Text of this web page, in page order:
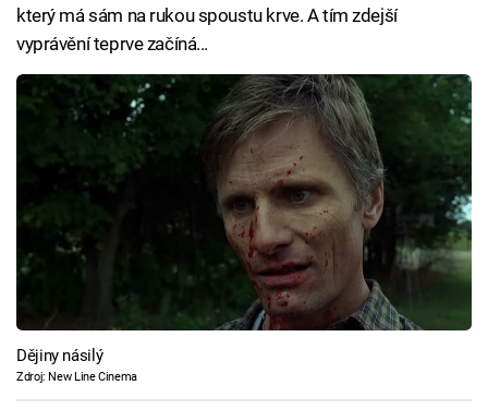
který má sám na rukou spoustu krve. A tím zdejší
vyprávění teprve začíná...
Dějiny násilý
Zdroj: New Line Cinema